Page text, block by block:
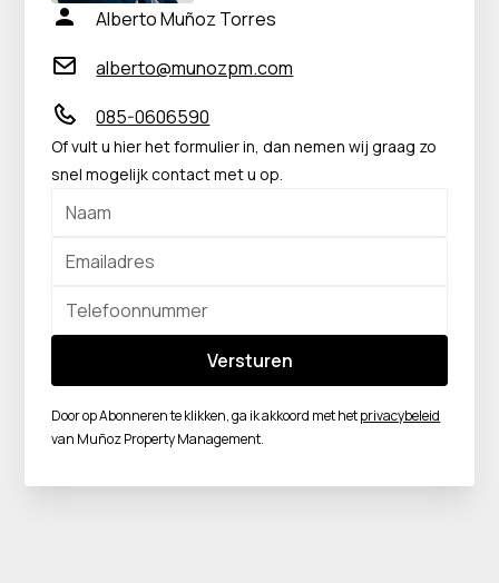
Alberto Muñoz Torres
alberto@munozpm.com
085-0606590
Of vult u hier het formulier in, dan nemen wij graag zo
snel mogelijk contact met u op.
Door op Abonneren te klikken, ga ik akkoord met hetprivacybeleid
van Muñoz Property Management.